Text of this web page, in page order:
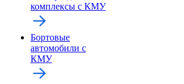
комплексы с КМУ
Бортовые
автомобили с
КМУ